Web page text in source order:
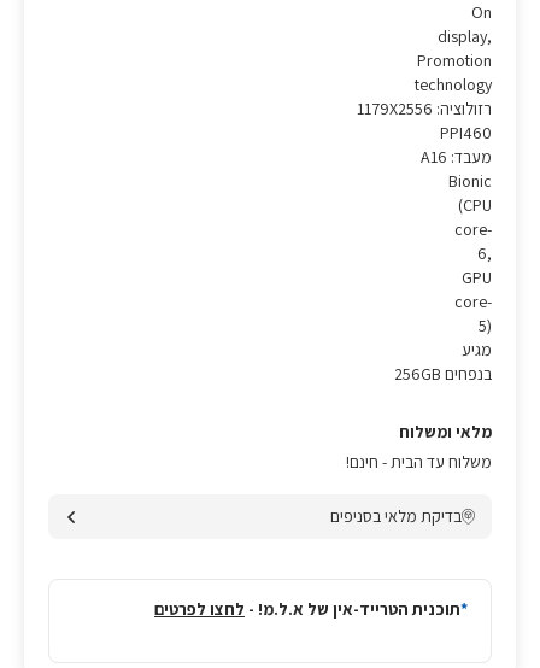
On
display,
Promotion
technology
רזולוציה: 1179X2556
PPI460
מעבד: A16
Bionic
(CPU
core-
6,
GPU
core-
5)
מגיע
בנפחים 256GB
מלאי ומשלוח
משלוח עד הבית - חינם!
בדיקת מלאי בסניפים
תוכנית הטרייד-אין של א.ל.מ! - לחצו לפרטים